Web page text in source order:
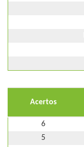
Acertos
6
5